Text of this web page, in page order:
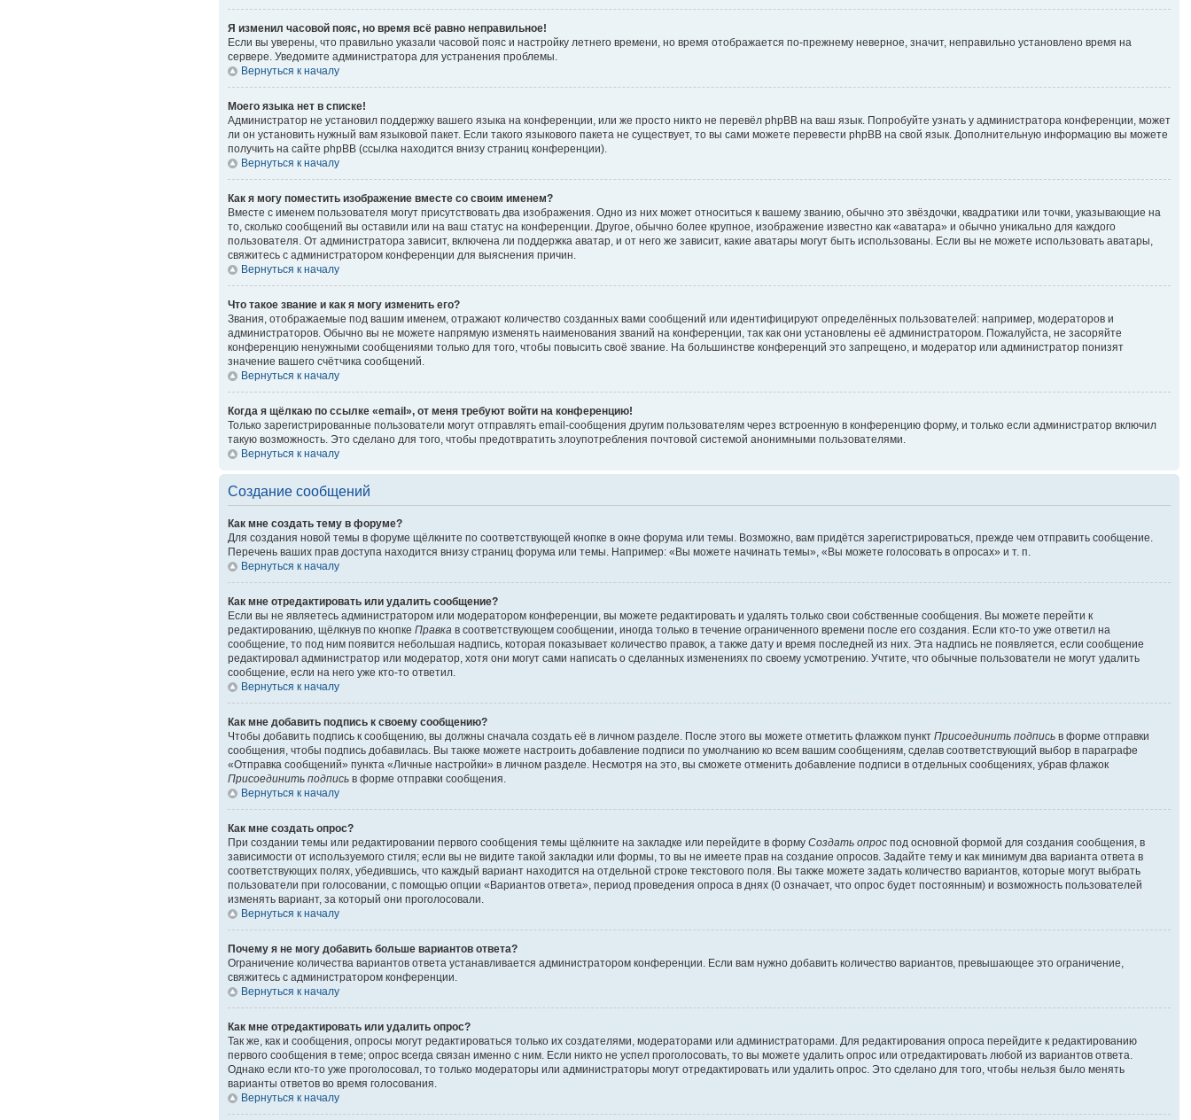
Я изменил часовой пояс, но время всё равно неправильное!
Если вы уверены, что правильно указали часовой пояс и настройку летнего времени, но время отображается по-прежнему неверное, значит, неправильно установлено время на
сервере. Уведомите администратора для устранения проблемы.
Вернуться к началу
Моего языка нет в списке!
Администратор не установил поддержку вашего языка на конференции, или же просто никто не перевёл phpBB на ваш язык. Попробуйте узнать у администратора конференции, может
ли он установить нужный вам языковой пакет. Если такого языкового пакета не существует, то вы сами можете перевести phpBB на свой язык. Дополнительную информацию вы можете
получить на сайте phpBB (ссылка находится внизу страниц конференции).
Вернуться к началу
Как я могу поместить изображение вместе со своим именем?
Вместе с именем пользователя могут присутствовать два изображения. Одно из них может относиться к вашему званию, обычно это звёздочки, квадратики или точки, указывающие на
то, сколько сообщений вы оставили или на ваш статус на конференции. Другое, обычно более крупное, изображение известно как «аватара» и обычно уникально для каждого
пользователя. От администратора зависит, включена ли поддержка аватар, и от него же зависит, какие аватары могут быть использованы. Если вы не можете использовать аватары,
свяжитесь с администратором конференции для выяснения причин.
Вернуться к началу
Что такое звание и как я могу изменить его?
Звания, отображаемые под вашим именем, отражают количество созданных вами сообщений или идентифицируют определённых пользователей: например, модераторов и
администраторов. Обычно вы не можете напрямую изменять наименования званий на конференции, так как они установлены её администратором. Пожалуйста, не засоряйте
конференцию ненужными сообщениями только для того, чтобы повысить своё звание. На большинстве конференций это запрещено, и модератор или администратор понизят
значение вашего счётчика сообщений.
Вернуться к началу
Когда я щёлкаю по ссылке «email», от меня требуют войти на конференцию!
Только зарегистрированные пользователи могут отправлять email-сообщения другим пользователям через встроенную в конференцию форму, и только если администратор включил
такую возможность. Это сделано для того, чтобы предотвратить злоупотребления почтовой системой анонимными пользователями.
Вернуться к началу
Создание сообщений
Как мне создать тему в форуме?
Для создания новой темы в форуме щёлкните по соответствующей кнопке в окне форума или темы. Возможно, вам придётся зарегистрироваться, прежде чем отправить сообщение.
Перечень ваших прав доступа находится внизу страниц форума или темы. Например: «Вы можете начинать темы», «Вы можете голосовать в опросах» и т. п.
Вернуться к началу
Как мне отредактировать или удалить сообщение?
Если вы не являетесь администратором или модератором конференции, вы можете редактировать и удалять только свои собственные сообщения. Вы можете перейти к
редактированию, щёлкнув по кнопке Правка в соответствующем сообщении, иногда только в течение ограниченного времени после его создания. Если кто-то уже ответил на
сообщение, то под ним появится небольшая надпись, которая показывает количество правок, а также дату и время последней из них. Эта надпись не появляется, если сообщение
редактировал администратор или модератор, хотя они могут сами написать о сделанных изменениях по своему усмотрению. Учтите, что обычные пользователи не могут удалить
сообщение, если на него уже кто-то ответил.
Вернуться к началу
Как мне добавить подпись к своему сообщению?
Чтобы добавить подпись к сообщению, вы должны сначала создать её в личном разделе. После этого вы можете отметить флажком пункт Присоединить подпись в форме отправки
сообщения, чтобы подпись добавилась. Вы также можете настроить добавление подписи по умолчанию ко всем вашим сообщениям, сделав соответствующий выбор в параграфе
«Отправка сообщений» пункта «Личные настройки» в личном разделе. Несмотря на это, вы сможете отменить добавление подписи в отдельных сообщениях, убрав флажок
Присоединить подпись в форме отправки сообщения.
Вернуться к началу
Как мне создать опрос?
При создании темы или редактировании первого сообщения темы щёлкните на закладке или перейдите в форму Создать опрос под основной формой для создания сообщения, в
зависимости от используемого стиля; если вы не видите такой закладки или формы, то вы не имеете прав на создание опросов. Задайте тему и как минимум два варианта ответа в
соответствующих полях, убедившись, что каждый вариант находится на отдельной строке текстового поля. Вы также можете задать количество вариантов, которые могут выбрать
пользователи при голосовании, с помощью опции «Вариантов ответа», период проведения опроса в днях (0 означает, что опрос будет постоянным) и возможность пользователей
изменять вариант, за который они проголосовали.
Вернуться к началу
Почему я не могу добавить больше вариантов ответа?
Ограничение количества вариантов ответа устанавливается администратором конференции. Если вам нужно добавить количество вариантов, превышающее это ограничение,
свяжитесь с администратором конференции.
Вернуться к началу
Как мне отредактировать или удалить опрос?
Так же, как и сообщения, опросы могут редактироваться только их создателями, модераторами или администраторами. Для редактирования опроса перейдите к редактированию
первого сообщения в теме; опрос всегда связан именно с ним. Если никто не успел проголосовать, то вы можете удалить опрос или отредактировать любой из вариантов ответа.
Однако если кто-то уже проголосовал, то только модераторы или администраторы могут отредактировать или удалить опрос. Это сделано для того, чтобы нельзя было менять
варианты ответов во время голосования.
Вернуться к началу